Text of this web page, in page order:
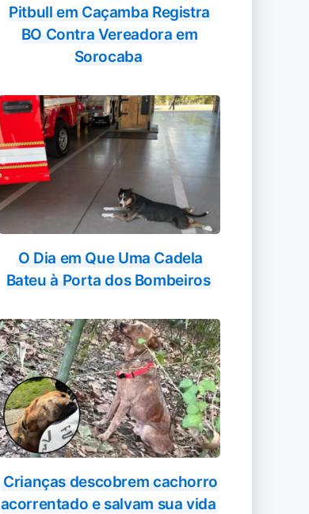
Pitbull em Caçamba Registra
BO Contra Vereadora em
Sorocaba
O Dia em Que Uma Cadela
Bateu à Porta dos Bombeiros
Crianças descobrem cachorro
acorrentado e salvam sua vida